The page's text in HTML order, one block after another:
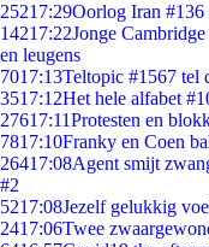
25217:29Oorlog Iran
14217:22Jonge
en leugens
7017:13Teltopic #1567 tel
3517:12Het hele alfabet
27617:11Protesten en
7817:10Franky en Coen
26417:08Agent smijt
#2
5217:08Jezelf gelukkig
2417:06Twee